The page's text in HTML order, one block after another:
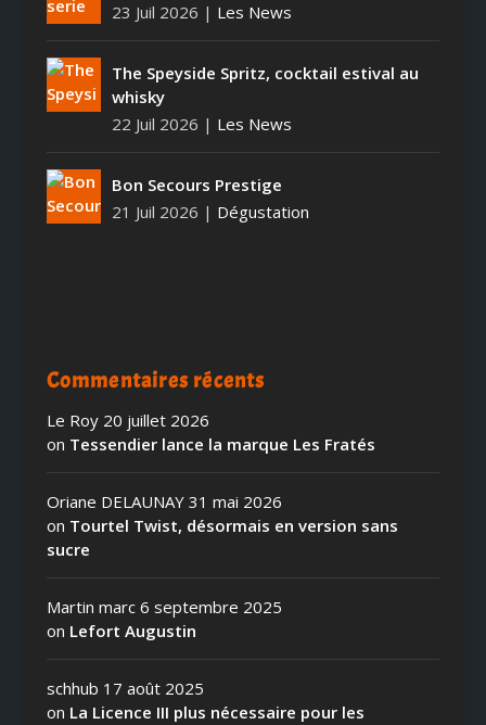
23 Juil 2026 | Les News
The Speyside Spritz, cocktail estival au
whisky
22 Juil 2026 | Les News
Bon Secours Prestige
21 Juil 2026 | Dégustation
Commentaires récents
Le Roy 20 juillet 2026
on Tessendier lance la marque Les Fratés
Oriane DELAUNAY 31 mai 2026
on Tourtel Twist, désormais en version sans
sucre
Martin marc 6 septembre 2025
on Lefort Augustin
schhub 17 août 2025
on La Licence III plus nécessaire pour les